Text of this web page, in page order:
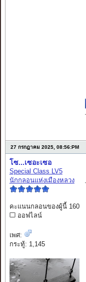
27 กรกฎาคม 2025, 08:56:PM
โซ...เซอะเซอ
Special Class LV5
นักกลอนแห่งเมืองหลวง
คะแนนกลอนของผู้นี้ 160
ออฟไลน์
เพศ:
กระทู้: 1,145